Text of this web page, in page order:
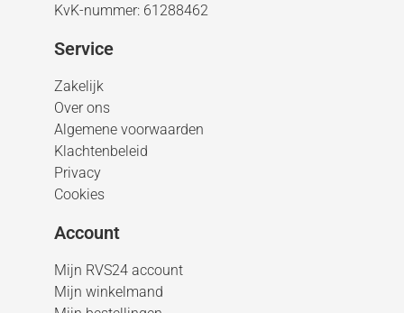
KvK-nummer: 61288462
Service
Zakelijk
Over ons
Algemene voorwaarden
Klachtenbeleid
Privacy
Cookies
Account
Mijn RVS24 account
Mijn winkelmand